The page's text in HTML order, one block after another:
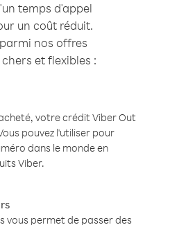
temps d'appel
un coût réduit.
nos offres
et flexibles :
votre crédit Viber Out
pouvez l'utiliser pour
dans le monde en
Viber.
vous permet de passer des